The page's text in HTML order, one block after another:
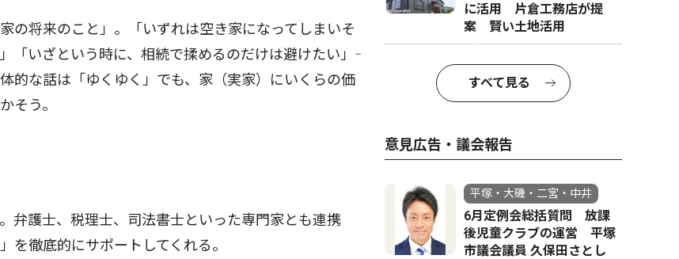
将来のこと」。「いずれは空き家になってしまいそ
いざという時に、相続で揉めるのだけは避けたい」――
的な話は「ゆくゆく」でも、家（実家）にいくらの価
そう。
弁護士、税理士、司法書士といった専門家とも連携
を徹底的にサポートしてくれる。
に活用 片倉工務店が提
案 賢い土地活用
すべて見る
意見広告・議会報告
平塚・大磯・二宮・中井
6月定例会総括質問 放課
後児童クラブの運営 平塚
市議会議員 久保田さとし